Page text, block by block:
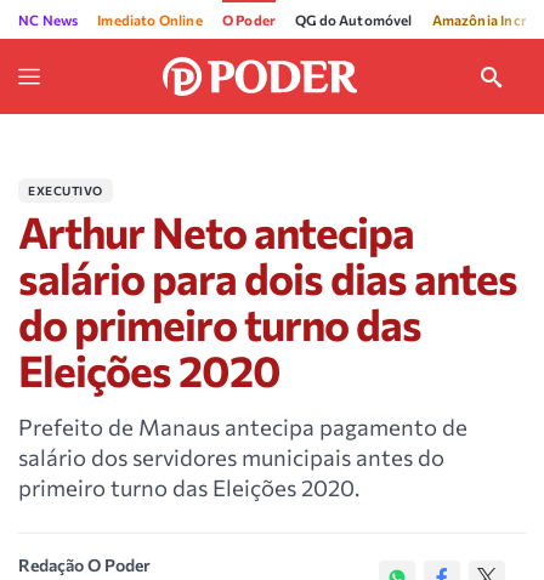
NC News Imediato Online O Poder QG do Automóvel Amazônia
EXECUTIVO
Arthur Neto antecipa
salário para dois dias antes
do primeiro turno das
Eleições 2020
Prefeito de Manaus antecipa pagamento de
salário dos servidores municipais antes do
primeiro turno das Eleições 2020.
Redação O Poder